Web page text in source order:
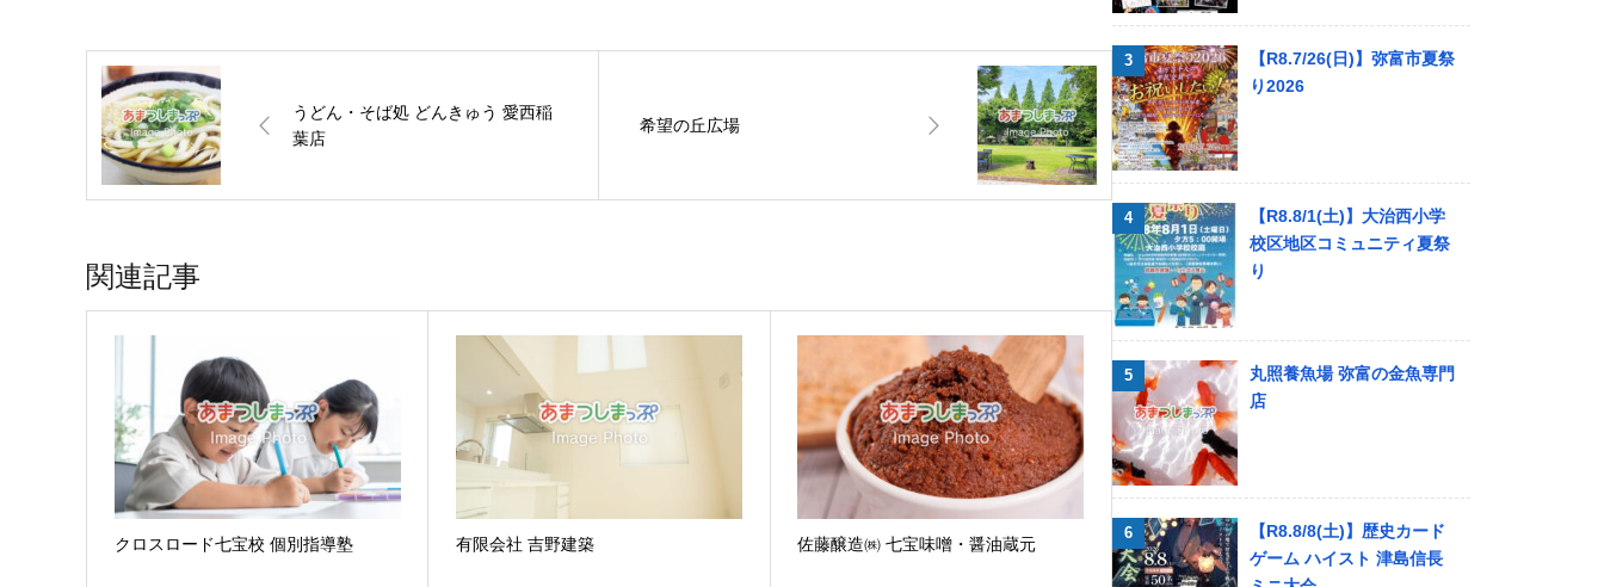
うどん・そば処 どんきゅう 愛西稲
葉店
希望の丘広場
関連記事
クロスロード七宝校 個別指導塾 有限会社 吉野建築 佐藤醸造㈱ 七宝味噌・醤油蔵元
【R8.7/26(日)】弥富市夏祭
り2026
【R8.8/1(土)】大治西小学
校区地区コミュニティ夏祭
り
丸照養魚場 弥富の金魚専門
店
【R8.8/8(土)】歴史カード
ゲーム ハイスト 津島信長